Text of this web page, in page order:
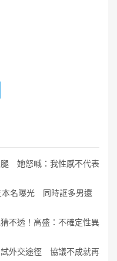
腿 她怒喊：我性感不代表
本名曝光 同時誆多男還
不透！高盛：不確定性異
試外交途徑 協議不成就再